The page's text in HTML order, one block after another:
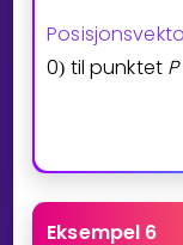
0) til punktet P
Eksempel 6